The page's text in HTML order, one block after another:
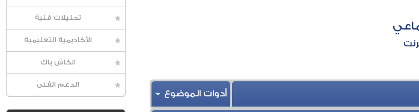
تحليلات فنية
الأكاديمية التعليمية
الكاش باك
الدعم الفنى
أدوات الموضوع